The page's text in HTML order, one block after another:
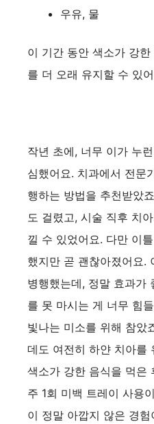
우유, 물
이 기간 동안 색소가 강
를 더 오래 유지할 수 있
작년 초에, 너무 이가 누
심했어요. 치과에서 전문
행하는 방법을 추천받았
도 걸렸고, 시술 직후 치
낄 수 있었어요. 다만 이
했지만 곧 괜찮아졌어요.
병행했는데, 정말 효과가
를 못 마시는 게 너무 힘
빛나는 미소를 위해 참았
데도 여전히 하얀 치아를
색소가 강한 음식을 먹은
주 1회 미백 트레이 사용
이 정말 아깝지 않은 경험